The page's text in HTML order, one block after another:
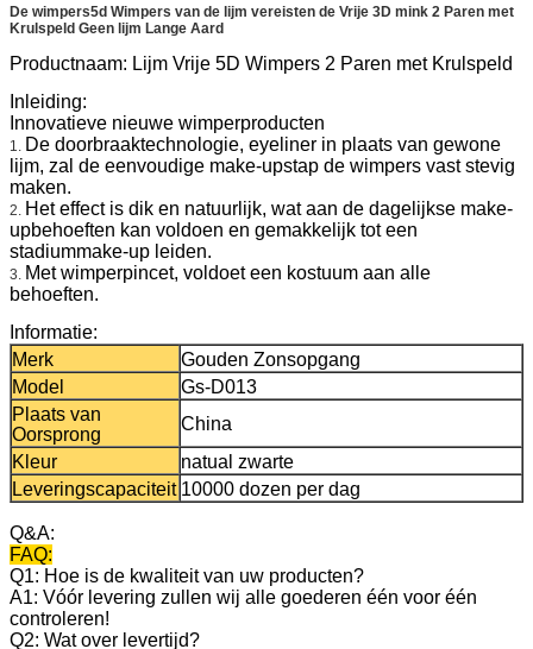
De wimpers5d Wimpers van de lijm vereisten de Vrije 3D mink 2 Paren met
Krulspeld Geen lijm Lange Aard
Productnaam: Lijm Vrije 5D Wimpers 2 Paren met Krulspeld
Inleiding:
Innovatieve nieuwe wimperproducten
1. De doorbraaktechnologie, eyeliner in plaats van gewone
lijm, zal de eenvoudige make-upstap de wimpers vast stevig
maken.
2. Het effect is dik en natuurlijk, wat aan de dagelijkse make-
upbehoeften kan voldoen en gemakkelijk tot een
stadiummake-up leiden.
3. Met wimperpincet, voldoet een kostuum aan alle
behoeften.
Informatie:
Merk
Gouden Zonsopgang
Model
Gs-D013
Plaats van
Oorsprong
China
Kleur
natual zwarte
Leveringscapaciteit 10000 dozen per dag
Q&A:
FAQ:
Q1: Hoe is de kwaliteit van uw producten?
A1: Vóór levering zullen wij alle goederen één voor één
controleren!
Q2: Wat over levertijd?